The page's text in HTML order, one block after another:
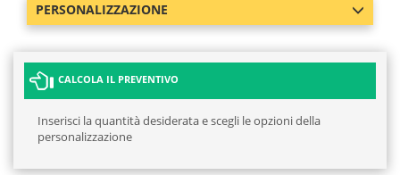
PERSONALIZZAZIONE
CALCOLA IL PREVENTIVO
Inserisci la quantità desiderata e scegli le opzioni della
personalizzazione